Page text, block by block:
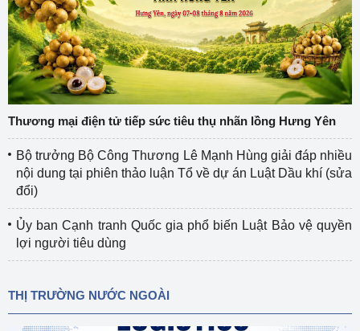
Thương mại điện tử tiếp sức tiêu thụ nhãn lồng Hưng Yên
Bộ trưởng Bộ Công Thương Lê Mạnh Hùng giải đáp nhiều
nội dung tại phiên thảo luận Tổ về dự án Luật Dầu khí (sửa
đổi)
Ủy ban Cạnh tranh Quốc gia phổ biến Luật Bảo vệ quyền
lợi người tiêu dùng
THỊ TRƯỜNG NƯỚC NGOÀI